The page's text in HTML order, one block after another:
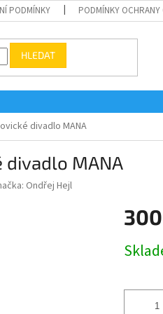
PODMÍNKY PODMÍNKY OCHRANY
HLEDAT
divadlo MANA
divadlo MANA
Ondřej Hejl
cena: